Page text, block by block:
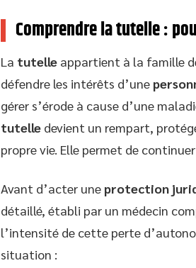
Comprendre la tutelle :
La tutelle appartient à la famille
défendre les intérêts d’une
gérer s’érode à cause d’une
tutelle devient un rempart,
propre vie. Elle permet de
Avant d’acter une protection
détaillé, établi par un médecin
l’intensité de cette perte
situation :